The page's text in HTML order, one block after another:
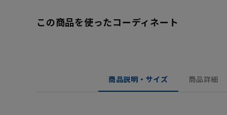
この商品を使ったコーディネート
商品説明・サイズ 商品詳細